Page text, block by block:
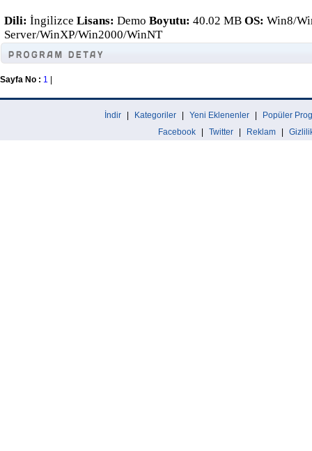
Dili: İngilizce Lisans: Demo Boyutu: 40.02 MB OS: Win8/
Server/WinXP/Win2000/WinNT
Sayfa No : 1
İndir Kategoriler Yeni Eklenenler
Popüler
Facebook
Twitter Reklam